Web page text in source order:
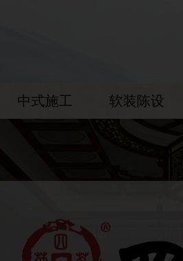
中式施工 软装陈设